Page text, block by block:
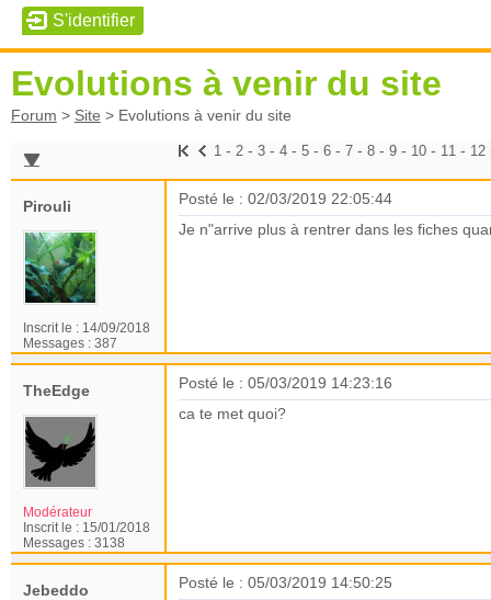
Evolutions à venir du site
Forum > Site > Evolutions à venir du site
1 - 2- 3- 4- 5- 6- 7- 8- 9- 10- 11 - 12
Pirouli
Inscrit le : 14/09/2018
Messages : 387
Posté le : 02/03/2019 22:05:44
Je n"arrive plus à rentrer dans les fiches
TheEdge
Modérateur
Inscrit le : 15/01/2018
Messages : 3138
Posté le : 05/03/2019 14:23:16
ca te met quoi?
Jebeddo
Posté le : 05/03/2019 14:50:25